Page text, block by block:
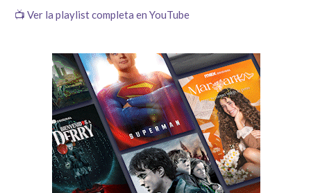
📺 Ver la playlist completa en YouTube